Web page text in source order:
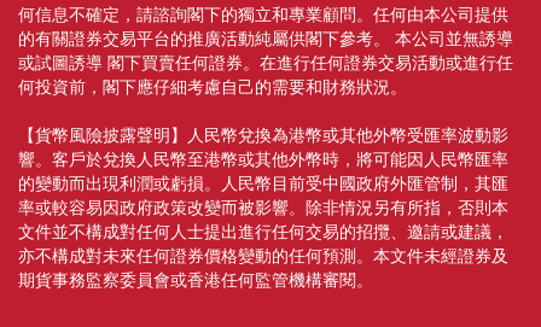
何信息不確定，請諮詢閣下的獨立和專業顧問。任何由本公司提供
的有關證券交易平台的推廣活動純屬供閣下參考。 本公司並無誘導
或試圖誘導 閣下買賣任何證券。在進行任何證券交易活動或進行任
何投資前，閣下應仔細考慮自己的需要和財務狀況。
【貨幣風險披露聲明】人民幣兌換為港幣或其他外幣受匯率波動影
響。客戶於兌換人民幣至港幣或其他外幣時，將可能因人民幣匯率
的變動而出現利潤或虧損。人民幣目前受中國政府外匯管制，其匯
率或較容易因政府政策改變而被影響。除非情況另有所指，否則本
文件並不構成對任何人士提出進行任何交易的招攬、邀請或建議，
亦不構成對未來任何證券價格變動的任何預測。本文件未經證券及
期貨事務監察委員會或香港任何監管機構審閱。